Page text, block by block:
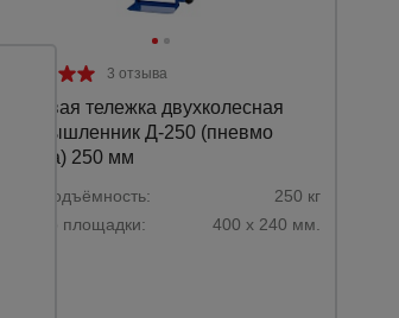
3 отзыва
Грузовая тележка двухколесная
Промышленник Д-250 (пневмо
колеса) 250 мм
Грузоподъёмность:
250 кг
Размер площадки:
400 х 240 мм.